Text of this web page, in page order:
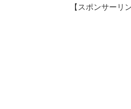
【スポンサーリ